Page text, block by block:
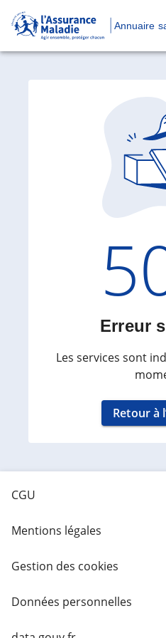
Annuaire
Erreur
Les services sont
Retour à
CGU
Mentions légales
Gestion des cookies
Données personnelles